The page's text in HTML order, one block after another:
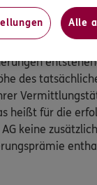
des
heißt für die
keine
Alle